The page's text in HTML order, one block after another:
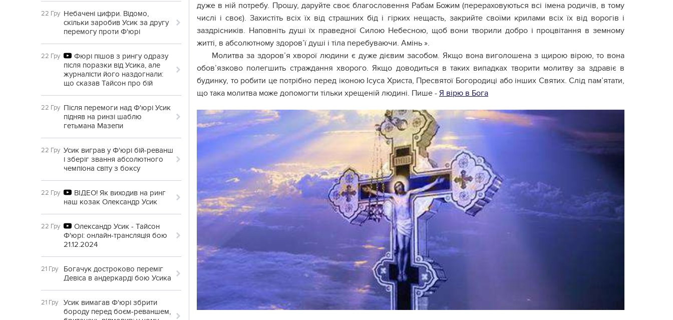
22 Гру Небачені цифри. Відомо,
скільки заробив Усик за другу
перемогу проти Ф'юрі
22 Гру
Фюрі пішов з рингу одразу
після поразки від Усика, але
журналісти його наздогнали:
що сказав Тайсон про бій
22 Гру Після перемоги над Ф'юрі Усик
підняв на ринзі шаблю
гетьмана Мазепи
22 Гру Усик виграв у Ф'юрі бій-реванш
і зберіг звання абсолютного
чемпіона світу з боксу
22 Гру
ВІДЕО! Як виходив на ринг
наш козак Олександр Усик
22 Гру
Олександр Усик - Тайсон
Ф'юрі: онлайн-трансляція бою
21.12.2024
21 Гру
Богачук достроково переміг
Девіса в андеркарді бою Усика
21 Гру
Усик вимагав Ф'юрі збрити
бороду перед боєм-реваншем,
дуже в ній потребу. Прошу, даруйте своє благословення Рабам Божим (перераховуються всі імена родичів, в тому
числі і своє). Захистіть всіх їх від страшних бід і гірких нещасть, закрийте своїми крилами всіх їх від ворогів і
заздрісників. Наповніть душі їх праведної Силою Небесною, щоб вони творили добро і процвітання в земному
житті, в абсолютному здоров’ї душі і тіла перебуваючи. Амінь ».
Молитва за здоров’я хворої людини є дуже дієвим засобом. Якщо вона виголошена з щирою вірою, то вона
обов’язково полегшить страждання хворого. Якщо доводиться в таких випадках творити молитву за здравіє в
будинку, то робити це потрібно перед іконою Ісуса Христа, Пресвятої Богородиці або інших Святих. Слід пам’ятати,
що така молитва може допомогти тільки хрещеній людині. Пише - Я вірю в Бога